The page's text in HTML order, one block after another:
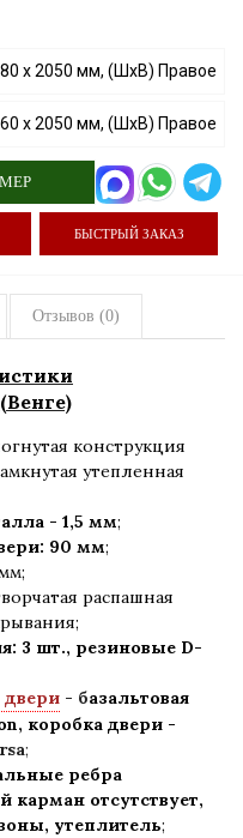
х 2050 мм, (ШхВ) Правое
х 2050 мм, (ШхВ) Правое
БЫСТРЫЙ ЗАКАЗ
Отзывов (0)
конструкция
утепленная
- 1,5 мм;
90 мм;
распашная
3 шт., резиновые D-
двери - базальтовая
коробка двери -
rsa;
ребра
карман отсутствует,
утеплитель;